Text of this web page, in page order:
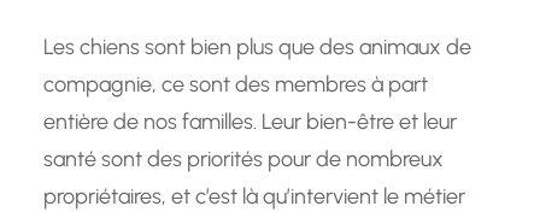
Les chiens sont bien plus que des animaux de
compagnie, ce sont des membres à part
entière de nos familles. Leur bien-être et leur
santé sont des priorités pour de nombreux
propriétaires, et c’est là qu’intervient le métier